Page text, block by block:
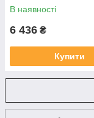
В наявності
6 436 ₴
Купити